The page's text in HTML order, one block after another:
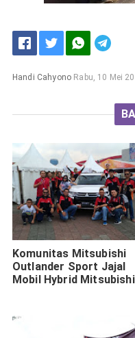
Handi Cahyono Rabu, 10 Mei
Komunitas Mitsubishi
Outlander Sport Jajal
Mobil Hybrid Mitsubishi